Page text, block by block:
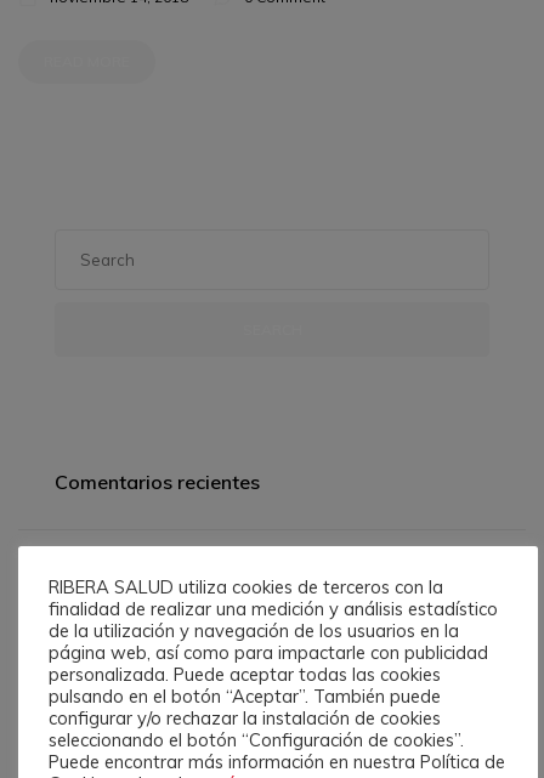
Comentarios recientes
Latest Events
RIBERA SALUD utiliza cookies de terceros con la
finalidad de realizar una medición y análisis estadístico
de la utilización y navegación de los usuarios en la
página web, así como para impactarle con publicidad
personalizada. Puede aceptar todas las cookies
pulsando en el botón “Aceptar”. También puede
configurar y/o rechazar la instalación de cookies
seleccionando el botón “Configuración de cookies”.
Puede encontrar más información en nuestra Política de